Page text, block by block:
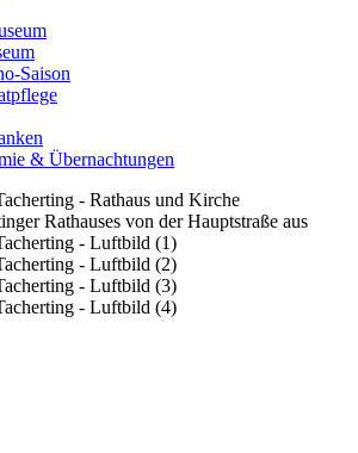
Saison
& Übernachtungen